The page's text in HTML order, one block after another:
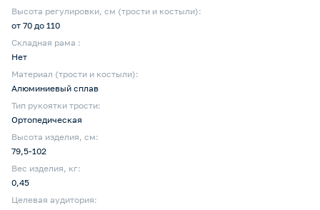
Высота регулировки, см (трости и костыли):
от 70 до 110
Складная рама :
Нет
Материал (трости и костыли):
Алюминиевый сплав
Тип рукоятки трости:
Ортопедическая
Высота изделия, см:
79,5-102
Вес изделия, кг:
0,45
Целевая аудитория: